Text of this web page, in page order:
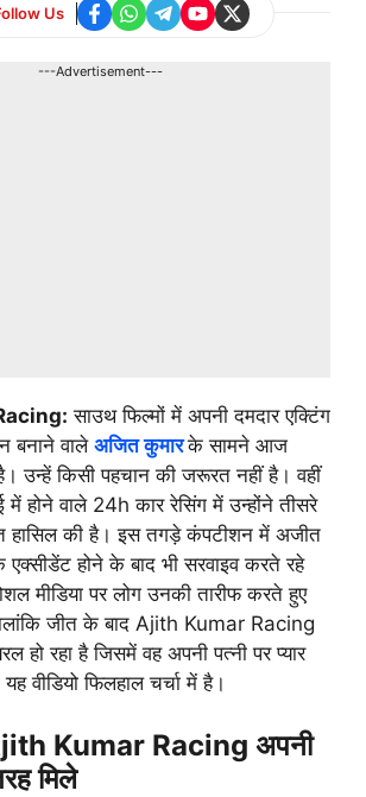
Us
---Advertisement---
साउथ फिल्मों में अपनी दमदार एक्टिंग
बनाने वाले अजित कुमारके सामने आज
उन्हें किसी पहचान की जरूरत नहीं है। वहीं
होने वाले 24h कार रेसिंग में उन्होंने तीसरे
हासिल की है। इस तगड़े कंपटीशन में अजीत
होने के बाद भी सरवाइव करते रहे
मीडिया पर लोग उनकी तारीफ करते हुए
जीत के बाद Ajith Kumar Racing
हो रहा है जिसमें वह अपनी पत्नी पर प्यार
वीडियो फिलहाल चर्चा में है।
Kumar Racing अपनी
मिले